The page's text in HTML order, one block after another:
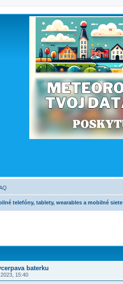
telefóny, tablety, wearables a mobilné siete
baterku
15:40